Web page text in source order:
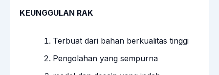
KEUNGGULAN RAK
Terbuat dari bahan berkualitas tinggi
Pengolahan yang sempurna